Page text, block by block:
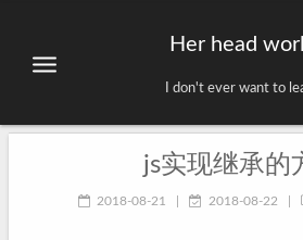
Her head
I don't ever want to
js实现继承的
2018-08-21 2018-08-22